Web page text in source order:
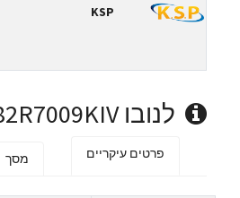
KSP
לנובו IdeaPad Flex 5 14IAU7 82R7009KIV מפרט טכני
פרטים עיקריים מסך